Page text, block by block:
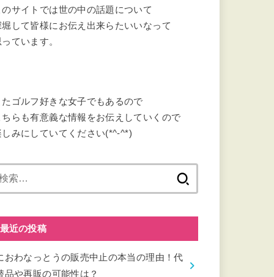
のサイトでは世の中の話題について
堀して皆様にお伝え出来らたいいなって
っています。
たゴルフ好きな女子でもあるので
ちらも有意義な情報をお伝えしていくので
しみにしていてください(*^-^*)
最近の投稿
おわなっとうの販売中止の本当の理由！代
品や再販の可能性は？